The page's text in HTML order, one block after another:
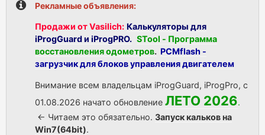
Рекламные объявления:
Продажи от Vasilich: Калькуляторы для
iProgGuard и iProgPRO. STool - Программа
восстановления одометров. PCMflash -
загрузчик для блоков управления двигателем
Внимание всем владельцам iProgGuard, iProgPro, с
01.08.2026 начато обновление ЛЕТО 2026.
<- Читаем это обязательно. Запуск кальков на
Win7(64bit).